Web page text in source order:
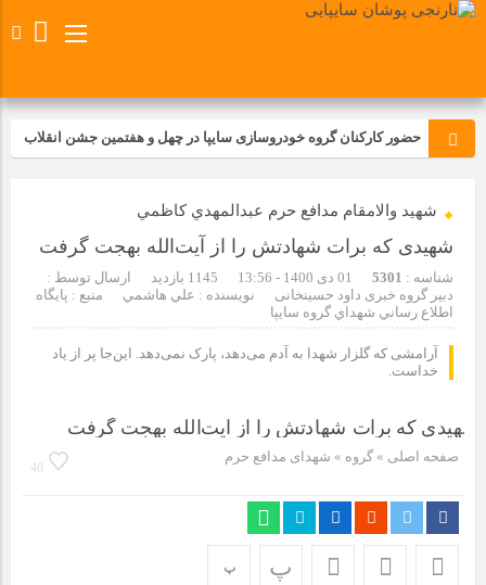
حضور کارکنان گروه خودروسازی سایپا در چهل و هفتمین جشن انقلاب
تجدید بیعت کارکنان شرکت پارس خودرو با آرمان های رهبر کبیر و فقید
انقلاب اسلامی ایران
مسابقات ورزشی در مگاموتوربا استقبال کارکنان برگزار شد
مراسم عزاداری و ذکرمصیبت سالروز شهادت امام محمدتقی(ع) در
شرکت زامیاد
دانش‌آموزان از خطوط تولید مگاموتور
برگزار شد
مراسم گرامیداشت سالروز آزادسازی خرمشهر در نمازخانه فاطمیه
شهيد والامقام مدافع حرم عبدالمهدي كاظمي
شهیدی که برات شهادتش را از آیت‌الله بهجت گرفت
شناسه : 5301 01 دی 1400 - 13:56
ارسال توسط :
دبیر گروه خبری داود حسینخانی
نویسنده : علي هاشمي
منبع : پايگاه
اطلاع رساني شهداي گروه سايپا
آرامشی که گلزار شهدا به آدم می‌دهد، پارک نمی‌دهد. این‌جا پر از یاد
خداست.
صفحه اصلی » گروه » شهدای مدافع حرم
40
پ پ